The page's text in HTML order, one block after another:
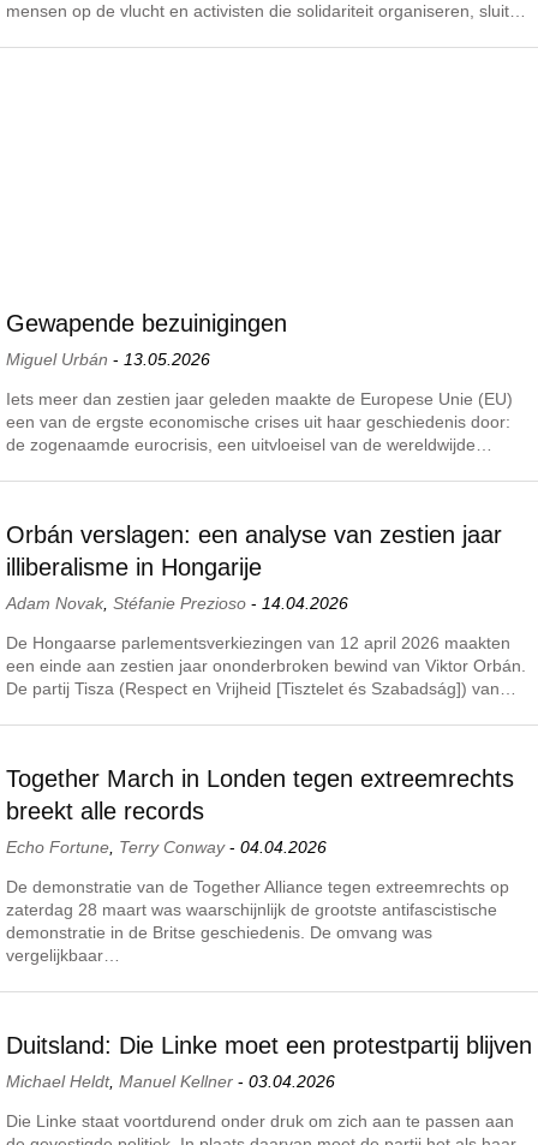
mensen op de vlucht en activisten die solidariteit organiseren, sluit…
Gewapende bezuinigingen
Miguel Urbán - 13.05.2026
Iets meer dan zestien jaar geleden maakte de Europese Unie (EU)
een van de ergste economische crises uit haar geschiedenis door:
de zogenaamde eurocrisis, een uitvloeisel van de wereldwijde…
Orbán verslagen: een analyse van zestien jaar
illiberalisme in Hongarije
Adam Novak Stéfanie Prezioso - 14.04.2026
De Hongaarse parlementsverkiezingen van 12 april 2026 maakten
een einde aan zestien jaar ononderbroken bewind van Viktor Orbán.
De partij Tisza (Respect en Vrijheid [Tisztelet és Szabadság]) van…
Together March in Londen tegen extreemrechts
breekt alle records
Echo Fortune Terry Conway- 04.04.2026
De demonstratie van de Together Alliance tegen extreemrechts op
zaterdag 28 maart was waarschijnlijk de grootste antifascistische
demonstratie in de Britse geschiedenis. De omvang was
vergelijkbaar…
Duitsland: Die Linke moet een protestpartij blijven
Michael Heldt, Manuel Kellner - 03.04.2026
Die Linke staat voortdurend onder druk om zich aan te passen aan